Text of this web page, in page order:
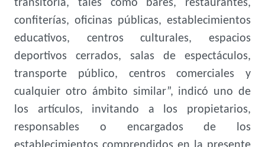
transitoria, tales como bares, restaurantes,
confiterías, oficinas públicas, establecimientos
educativos, centros culturales, espacios
deportivos cerrados, salas de espectáculos,
transporte público, centros comerciales y
cualquier otro ámbito similar”, indicó uno de
los artículos, invitando a los propietarios,
responsables o encargados de los